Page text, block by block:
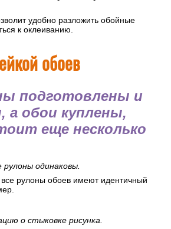
удобно разложить обойные
к оклеиванию.
обоев
подготовлены и
а обои куплены,
еще несколько
одинаковы.
все рулоны обоев имеют идентичный
о стыковке рисунка.